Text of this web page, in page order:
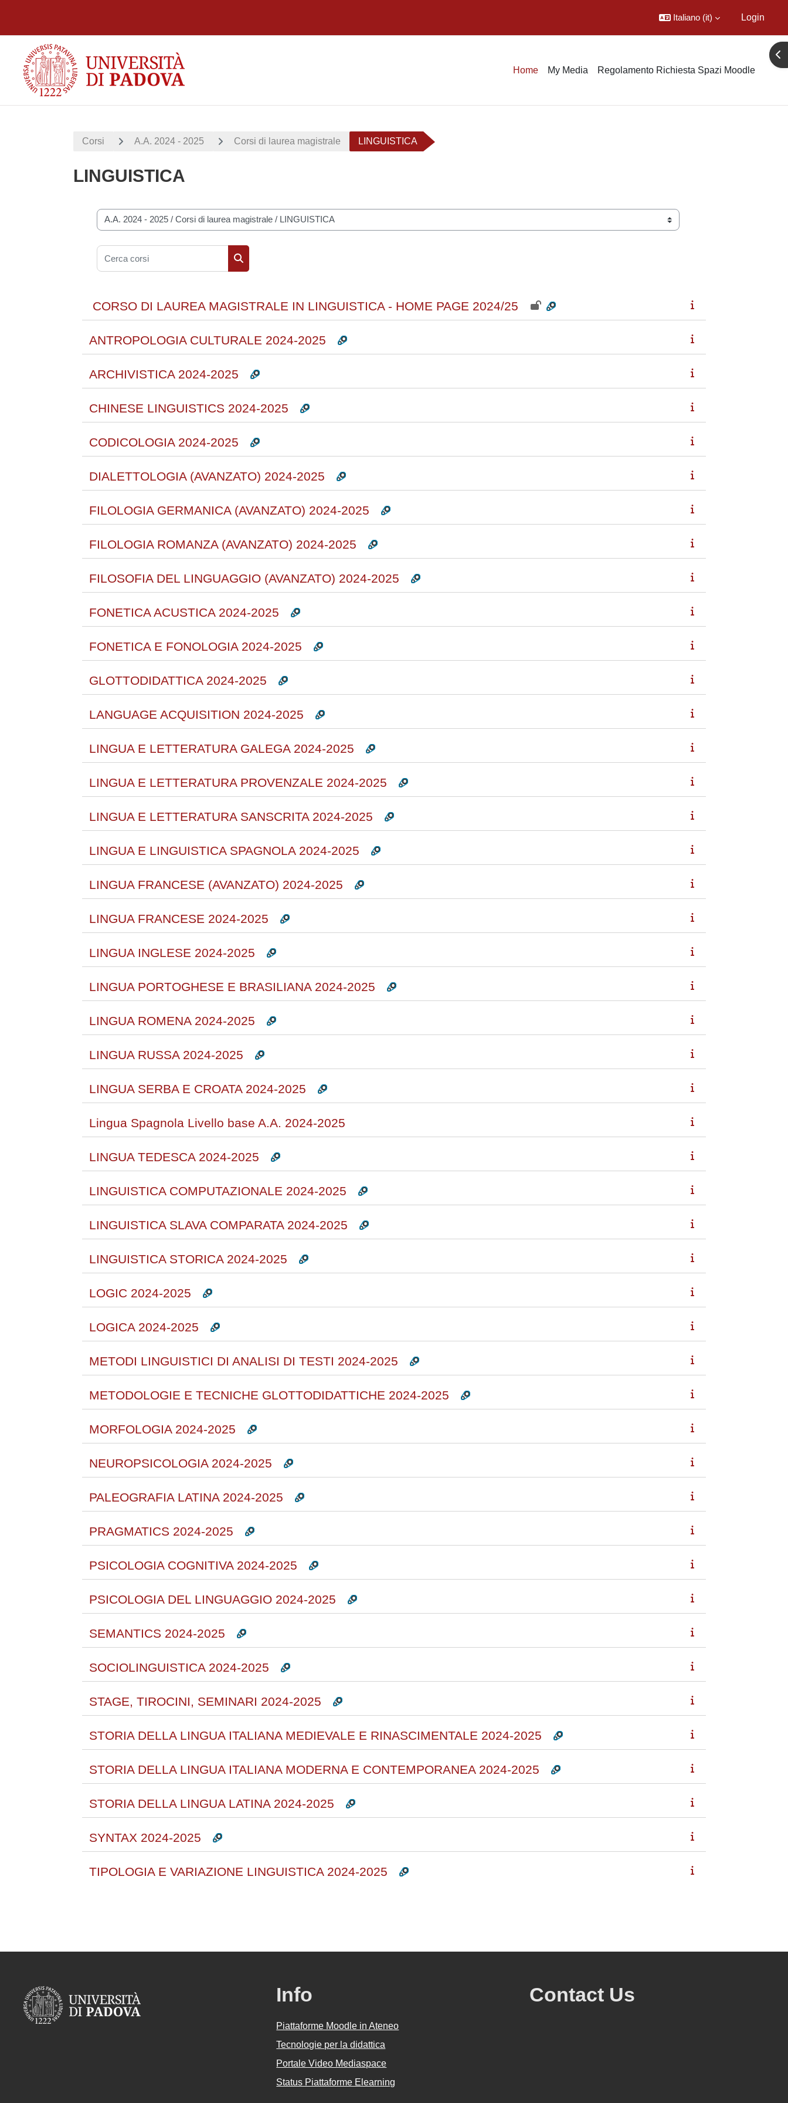
Italiano ‎(it)‎ Login
Home My Media Regolamento Richiesta Spazi Moodle
Corsi A.A. 2024 - 2025 Corsi di laurea magistrale LINGUISTICA
LINGUISTICA
Categorie di corso
Cerca corsi
CORSO DI LAUREA MAGISTRALE IN LINGUISTICA - HOME PAGE 2024/25
ANTROPOLOGIA CULTURALE 2024-2025
ARCHIVISTICA 2024-2025
CHINESE LINGUISTICS 2024-2025
CODICOLOGIA 2024-2025
DIALETTOLOGIA (AVANZATO) 2024-2025
FILOLOGIA GERMANICA (AVANZATO) 2024-2025
FILOLOGIA ROMANZA (AVANZATO) 2024-2025
FILOSOFIA DEL LINGUAGGIO (AVANZATO) 2024-2025
FONETICA ACUSTICA 2024-2025
FONETICA E FONOLOGIA 2024-2025
GLOTTODIDATTICA 2024-2025
LANGUAGE ACQUISITION 2024-2025
LINGUA E LETTERATURA GALEGA 2024-2025
LINGUA E LETTERATURA PROVENZALE 2024-2025
LINGUA E LETTERATURA SANSCRITA 2024-2025
LINGUA E LINGUISTICA SPAGNOLA 2024-2025
LINGUA FRANCESE (AVANZATO) 2024-2025
LINGUA FRANCESE 2024-2025
LINGUA INGLESE 2024-2025
LINGUA PORTOGHESE E BRASILIANA 2024-2025
LINGUA ROMENA 2024-2025
LINGUA RUSSA 2024-2025
LINGUA SERBA E CROATA 2024-2025
Lingua Spagnola Livello base A.A. 2024-2025
LINGUA TEDESCA 2024-2025
LINGUISTICA COMPUTAZIONALE 2024-2025
LINGUISTICA SLAVA COMPARATA 2024-2025
LINGUISTICA STORICA 2024-2025
LOGIC 2024-2025
LOGICA 2024-2025
METODI LINGUISTICI DI ANALISI DI TESTI 2024-2025
METODOLOGIE E TECNICHE GLOTTODIDATTICHE 2024-2025
MORFOLOGIA 2024-2025
NEUROPSICOLOGIA 2024-2025
PALEOGRAFIA LATINA 2024-2025
PRAGMATICS 2024-2025
PSICOLOGIA COGNITIVA 2024-2025
PSICOLOGIA DEL LINGUAGGIO 2024-2025
SEMANTICS 2024-2025
SOCIOLINGUISTICA 2024-2025
STAGE, TIROCINI, SEMINARI 2024-2025
STORIA DELLA LINGUA ITALIANA MEDIEVALE E RINASCIMENTALE 2024-2025
STORIA DELLA LINGUA ITALIANA MODERNA E CONTEMPORANEA 2024-2025
STORIA DELLA LINGUA LATINA 2024-2025
SYNTAX 2024-2025
TIPOLOGIA E VARIAZIONE LINGUISTICA 2024-2025
Info
Piattaforme Moodle in Ateneo
Tecnologie per la didattica
Portale Video Mediaspace
Status Piattaforme Elearning
Contact Us